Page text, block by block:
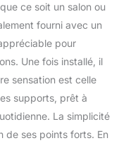
ce soit un salon ou
fourni avec un
pour
Une fois installé, il
sensation est celle
supports, prêt à
La simplicité
de ses points forts. En